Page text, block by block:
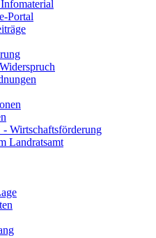
Portal
Wirtschaftsförderung
Landratsamt